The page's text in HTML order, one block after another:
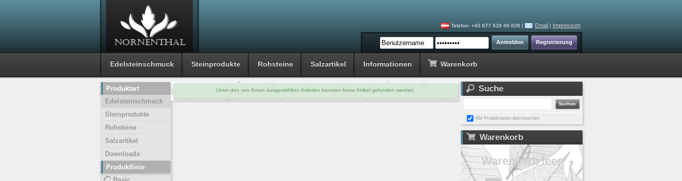
Telefon: +43 677 628 66 628 | Email | Impressum
Edelsteinschmuck Steinprodukte Rohsteine Salzartikel Informationen Warenkorb
Unter den von Ihnen ausgewählten Kriterien konnten keine Artikel gefunden werden.
Produktart
Edelsteinschmuck
Steinprodukte
Rohsteine
Salzartikel
Downloads
Produktlinie
Suche
Alle Produktarten durchsuchen
Warenkorb
Warenkorb leer